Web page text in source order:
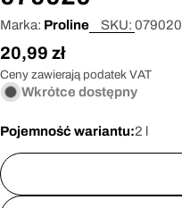
Marka: Proline SKU: 079020
Cena
regularna
20,99 zł
Ceny zawierają podatek VAT
Wkrótce dostępny
Pojemność wariantu:2 l